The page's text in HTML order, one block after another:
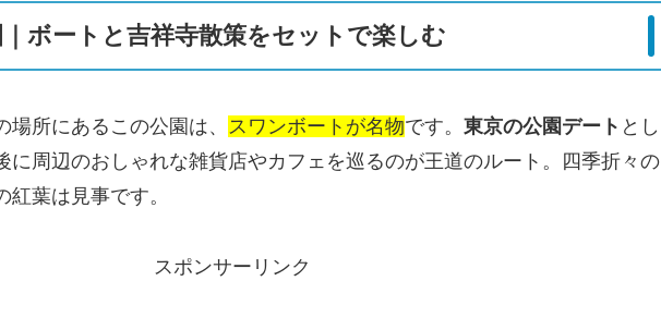
ボートと吉祥寺散策をセットで楽しむ
所にあるこの公園は、 スワンボートが名物です。 東京の公園デート とし
に周辺のおしゃれな雑貨店やカフェを巡るのが王道のルート。四季折々の
葉は見事です。
スポンサーリンク